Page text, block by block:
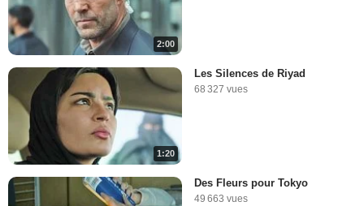
2:00
1:20
Les Silences de Riyad
68 327 vues
Des Fleurs pour Tokyo
49 663 vues